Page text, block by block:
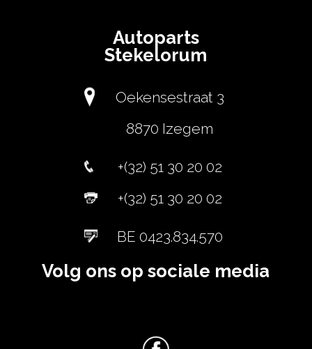
Autoparts
Stekelorum
Oekensestraat 3
8870 Izegem
+(32) 51 30 20 02
+(32) 51 30 20 02
BE 0423.834.570
Volg ons op sociale media